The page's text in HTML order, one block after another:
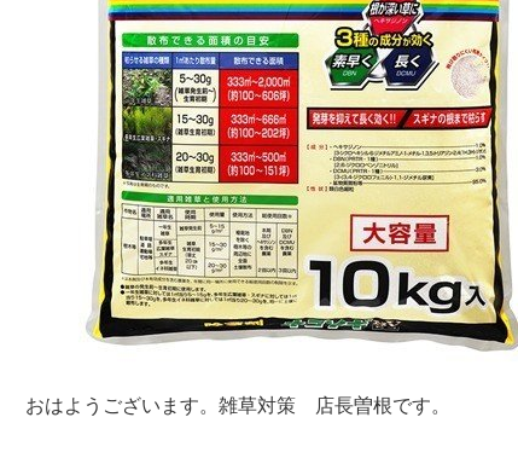
おはようございます。雑草対策 店長曽根です。